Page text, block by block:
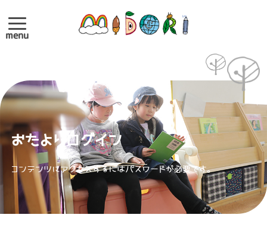
menu
おたよりログイン
コンテンツにアクセスするにはパスワードが必要です。